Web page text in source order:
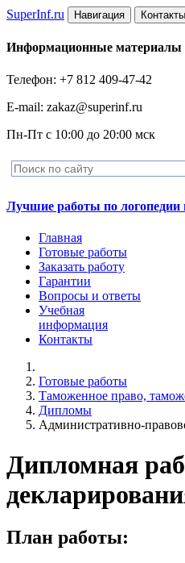
SuperInf.ru Навигация Контакты
Информационные материалы
Телефон: +7 812 409-47-42
E-mail: zakaz@superinf.ru
Пн-Пт с 10:00 до 20:00 мск
Лучшие работы по логопедии
Главная
Готовые работы
Заказать работу
Гарантии
Вопросы и ответы
Учебная
информация
Контакты
Готовые работы
Таможенное право,
Дипломы
Административно-
Дипломная
План работы: